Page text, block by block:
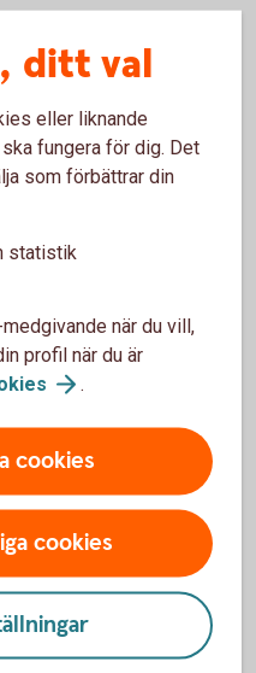
ditt val
eller liknande
fungera för dig. Det
som förbättrar din
statistik
när du vill,
profil när du är
.
cookies
cookies